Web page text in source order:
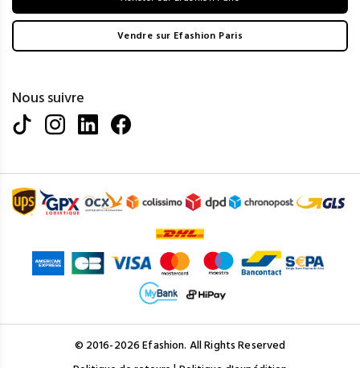
Vendre sur Efashion Paris
Nous suivre
© 2016-2026 Efashion. All Rights Reserved